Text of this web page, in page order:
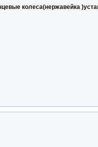
колеса(нержавейка